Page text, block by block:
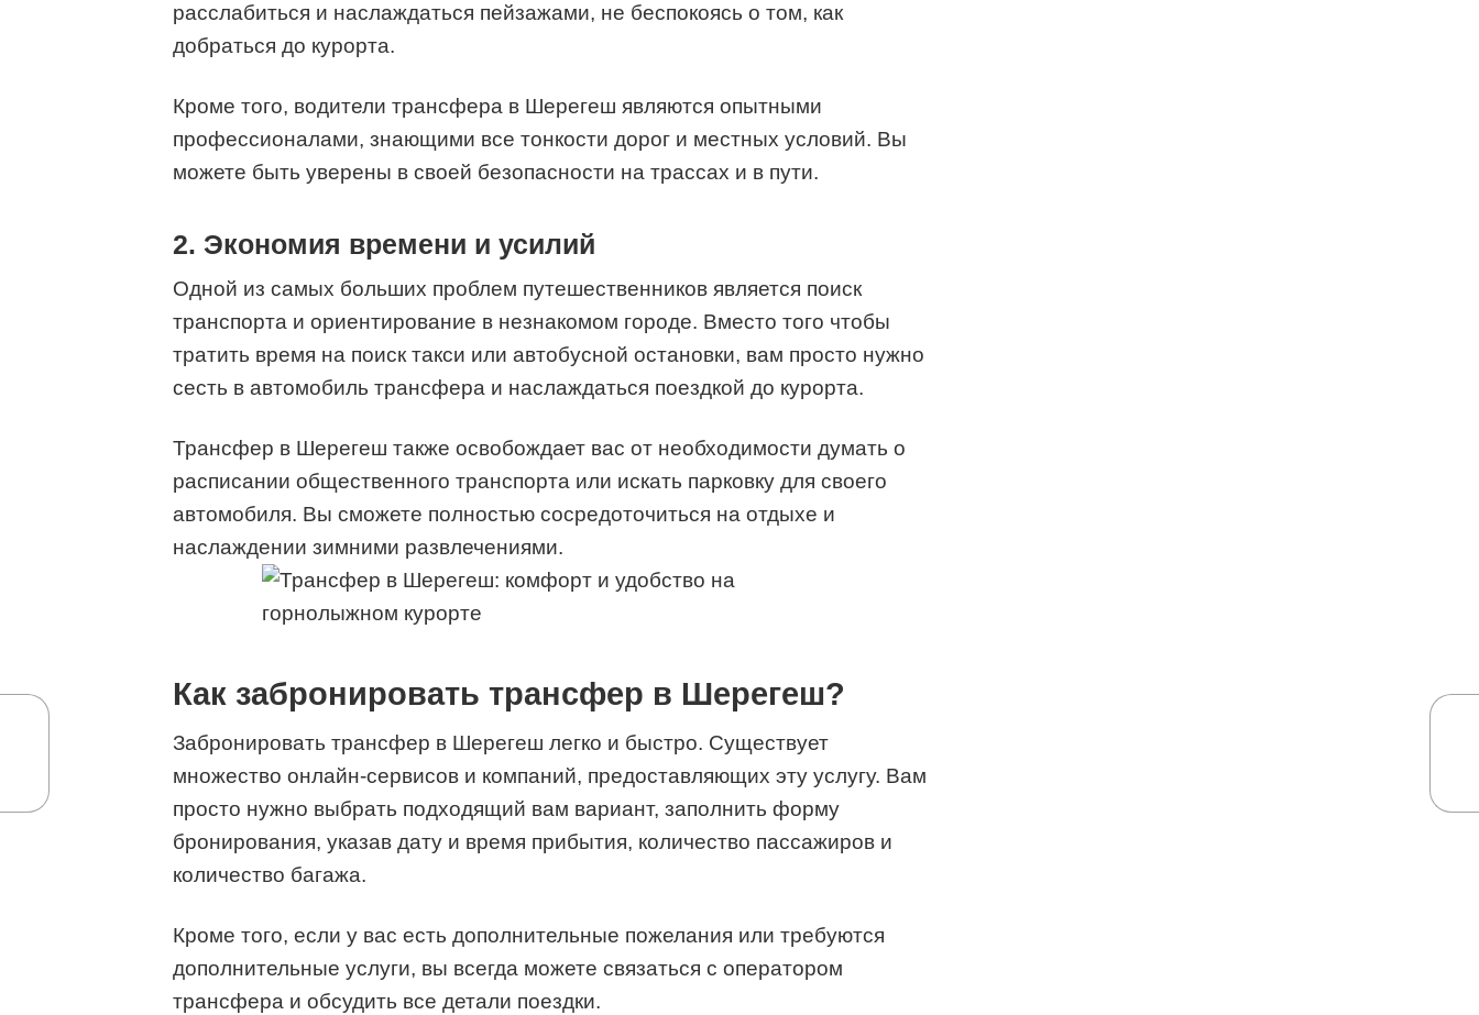
расслабиться и наслаждаться пейзажами, не беспокоясь о том, как
добраться до курорта.
Кроме того, водители трансфера в Шерегеш являются опытными
профессионалами, знающими все тонкости дорог и местных условий. Вы
можете быть уверены в своей безопасности на трассах и в пути.
2. Экономия времени и усилий
Одной из самых больших проблем путешественников является поиск
транспорта и ориентирование в незнакомом городе. Вместо того чтобы
тратить время на поиск такси или автобусной остановки, вам просто нужно
сесть в автомобиль трансфера и наслаждаться поездкой до курорта.
Трансфер в Шерегеш также освобождает вас от необходимости думать о
расписании общественного транспорта или искать парковку для своего
автомобиля. Вы сможете полностью сосредоточиться на отдыхе и
наслаждении зимними развлечениями.
Как забронировать трансфер в Шерегеш?
Забронировать трансфер в Шерегеш легко и быстро. Существует
множество онлайн-сервисов и компаний, предоставляющих эту услугу. Вам
просто нужно выбрать подходящий вам вариант, заполнить форму
бронирования, указав дату и время прибытия, количество пассажиров и
количество багажа.
Кроме того, если у вас есть дополнительные пожелания или требуются
дополнительные услуги, вы всегда можете связаться с оператором
трансфера и обсудить все детали поездки.